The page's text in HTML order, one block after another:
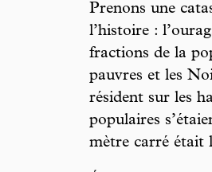
Prenons une
l’histoire :
fractions de la
pauvres et les
résident sur les
populaires
mètre carré était